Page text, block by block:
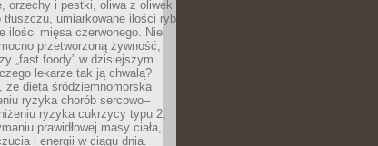
orzechy i pestki, oliwa z oliwek
tłuszczu, umiarkowane ilości ryb
ilości mięsa czerwonego. Nie
przetworzoną żywność,
„fast foody” w dzisiejszym
lekarze tak ją chwalą?
że dieta śródziemnomorska
ryzyka chorób sercowo–
ryzyka cukrzycy typu 2,
prawidłowej masy ciała,
i energii w ciągu dnia.